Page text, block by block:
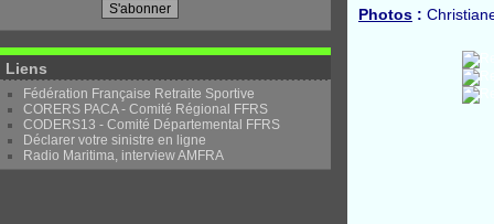
Liens
Fédération Française Retraite Sportive
CORERS PACA - Comité Régional FFRS
CODERS13 - Comité Départemental FFRS
Déclarer votre sinistre en ligne
Radio Maritima, interview AMFRA
Photos :